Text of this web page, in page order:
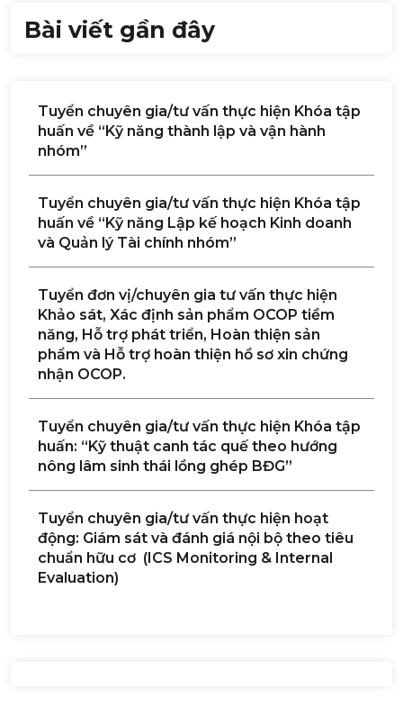
Bài viết gần đây
Tuyển chuyên gia/tư vấn thực hiện Khóa tập
huấn về “Kỹ năng thành lập và vận hành
nhóm”
Tuyển chuyên gia/tư vấn thực hiện Khóa tập
huấn về “Kỹ năng Lập kế hoạch Kinh doanh
và Quản lý Tài chính nhóm”
Tuyển đơn vị/chuyên gia tư vấn thực hiện
Khảo sát, Xác định sản phẩm OCOP tiềm
năng, Hỗ trợ phát triển, Hoàn thiện sản
phẩm và Hỗ trợ hoàn thiện hồ sơ xin chứng
nhận OCOP.
Tuyển chuyên gia/tư vấn thực hiện Khóa tập
huấn: “Kỹ thuật canh tác quế theo hướng
nông lâm sinh thái lồng ghép BĐG”
Tuyển chuyên gia/tư vấn thực hiện hoạt
động: Giám sát và đánh giá nội bộ theo tiêu
chuẩn hữu cơ (ICS Monitoring & Internal
Evaluation)